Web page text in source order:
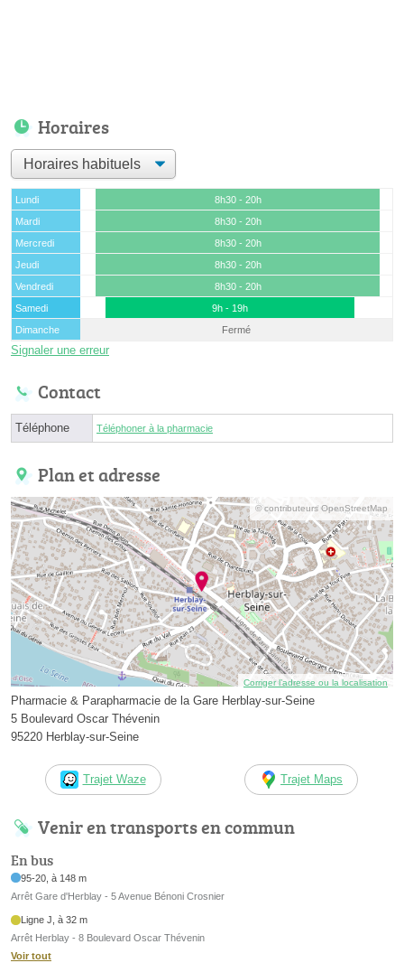
Horaires
Lundi
8h30 - 20h
Mardi
8h30 - 20h
Mercredi
8h30 - 20h
Jeudi
8h30 - 20h
Vendredi
8h30 - 20h
Samedi
9h - 19h
Dimanche
Fermé
Signaler une erreur
Contact
Téléphone Téléphoner à la pharmacie
Plan et adresse
© contributeurs OpenStreetMap
Corriger l’adresse ou la localisation
Pharmacie & Parapharmacie de la Gare Herblay-sur-Seine
5 Boulevard Oscar Thévenin
95220 Herblay-sur-Seine
Trajet Waze Trajet Maps
Venir en transports en commun
En bus
95-20, à 148 m
Arrêt Gare d'Herblay - 5 Avenue Bénoni Crosnier
Ligne J, à 32 m
Arrêt Herblay - 8 Boulevard Oscar Thévenin
Voir tout